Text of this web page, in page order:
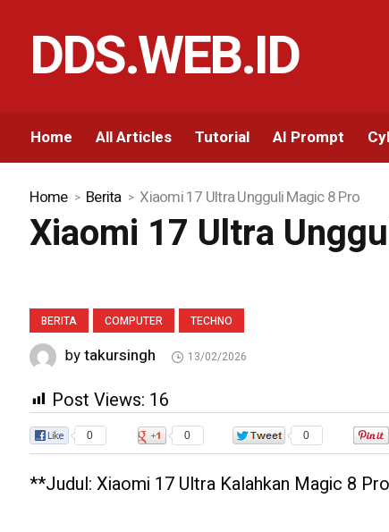
DDS.WEB.ID
Home All Articles Tutorial AI Prompt
Home Berita Xiaomi 17 Ultra Ungguli Magic 8 Pro
Xiaomi 17 Ultra
BERITA COMPUTER TECHNO
bytakursingh 13/02/2026
Post Views: 16
0 0 0
**Judul: Xiaomi 17 Ultra Kalahkan Magic 8